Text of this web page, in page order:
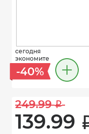
сегодня
экономите
-40%
249.99 i
139.99